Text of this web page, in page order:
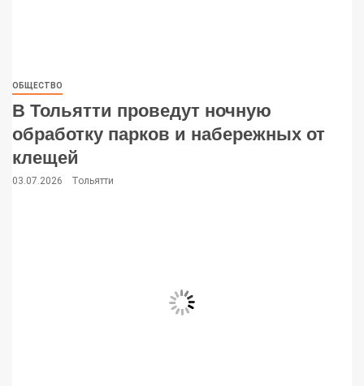
ОБЩЕСТВО
В Тольятти проведут ночную
обработку парков и набережных от
клещей
03.07.2026 Тольятти